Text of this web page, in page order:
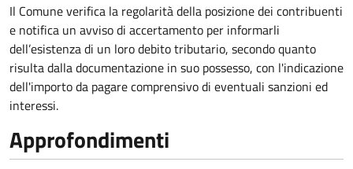
Il Comune verifica la regolarità della posizione dei contribuenti
e notifica un avviso di accertamento per informarli
dell’esistenza di un loro debito tributario, secondo quanto
risulta dalla documentazione in suo possesso, con l'indicazione
dell'importo da pagare comprensivo di eventuali sanzioni ed
interessi.
Approfondimenti